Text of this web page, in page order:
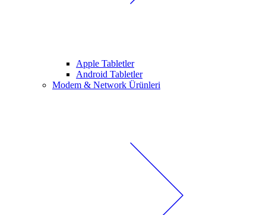
Apple Tabletler
Android Tabletler
Modem & Network Ürünleri